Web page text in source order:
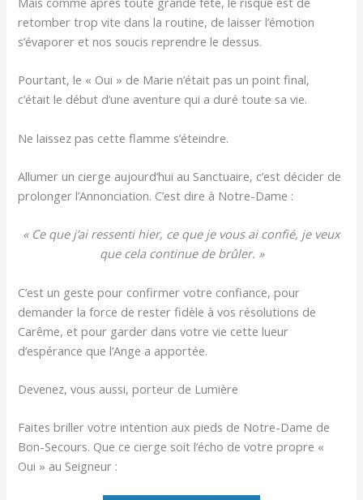
retomber trop vite dans la routine, de laisser l’émotion
s’évaporer et nos soucis reprendre le dessus.
Pourtant, le « Oui » de Marie n’était pas un point final,
c’était le début d’une aventure qui a duré toute sa vie.
Ne laissez pas cette flamme s’éteindre.
Allumer un cierge aujourd’hui au Sanctuaire, c’est décider de
prolonger l’Annonciation. C’est dire à Notre-Dame :
« Ce que j’ai ressenti hier, ce que je vous ai confié, je veux
que cela continue de brûler. »
C’est un geste pour confirmer votre confiance, pour
demander la force de rester fidèle à vos résolutions de
Carême, et pour garder dans votre vie cette lueur
d’espérance que l’Ange a apportée.
Devenez, vous aussi, porteur de Lumière
Faites briller votre intention aux pieds de Notre-Dame de
Bon-Secours. Que ce cierge soit l’écho de votre propre «
Oui » au Seigneur :